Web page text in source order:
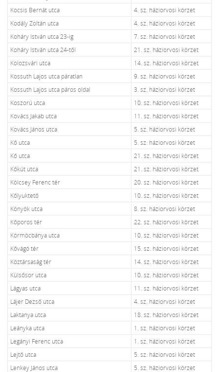
Kocsis Bernát utca
4. sz. háziorvosi körzet
Kodály Zoltán utca
4. sz. háziorvosi körzet
Koháry István utca 23-ig
7. sz. háziorvosi körzet
Koháry István utca 24-től
21. sz. háziorvosi körzet
Kolozsvári utca
14. sz. háziorvosi körzet
Kossuth Lajos utca páratlan
9. sz. háziorvosi körzet
Kossuth Lajos utca páros oldal
3. sz. háziorvosi körzet
Koszorú utca
10. sz. háziorvosi körzet
Kovács Jakab utca
11. sz. háziorvosi körzet
Kovács János utca
5. sz. háziorvosi körzet
Kő utca
5. sz. háziorvosi körzet
Kő utca
21. sz. háziorvosi körzet
Kőkút utca
21. sz. háziorvosi körzet
Kölcsey Ferenc tér
20. sz. háziorvosi körzet
Kőlyuktető
10. sz. háziorvosi körzet
Könyök utca
8. sz. háziorvosi körzet
Kőporos tér
22. sz. háziorvosi körzet
Körmöcbánya utca
10. sz. háziorvosi körzet
Kővágó tér
15. sz. háziorvosi körzet
Köztársaság tér
14. sz. háziorvosi körzet
Külsősor utca
10. sz. háziorvosi körzet
Lágyas utca
11. sz. háziorvosi körzet
Lájer Dezső utca
4. sz. háziorvosi körzet
Laktanya utca
18. sz. háziorvosi körzet
Leányka utca
1. sz. háziorvosi körzet
Legányi Ferenc utca
1. sz. háziorvosi körzet
Lejtő utca
5. sz. háziorvosi körzet
Lenkey János utca
5. sz. háziorvosi körzet